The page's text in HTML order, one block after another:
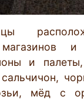
магазинов
и
сальчичон,
мёд с